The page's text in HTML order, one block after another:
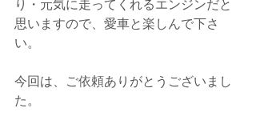
り・元気に走ってくれるエンジンだと
思いますので、愛車と楽しんで下さ
い。
今回は、ご依頼ありがとうございまし
た。